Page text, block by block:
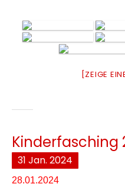
[ZEIGE
Kinderfasching
31Jan.2024
28.01.2024